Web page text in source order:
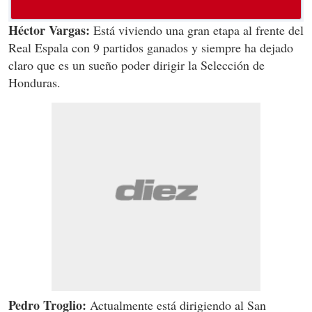
Héctor Vargas: Está viviendo una gran etapa al frente del
Real Espala con 9 partidos ganados y siempre ha dejado
claro que es un sueño poder dirigir la Selección de
Honduras.
Pedro Troglio: Actualmente está dirigiendo al San